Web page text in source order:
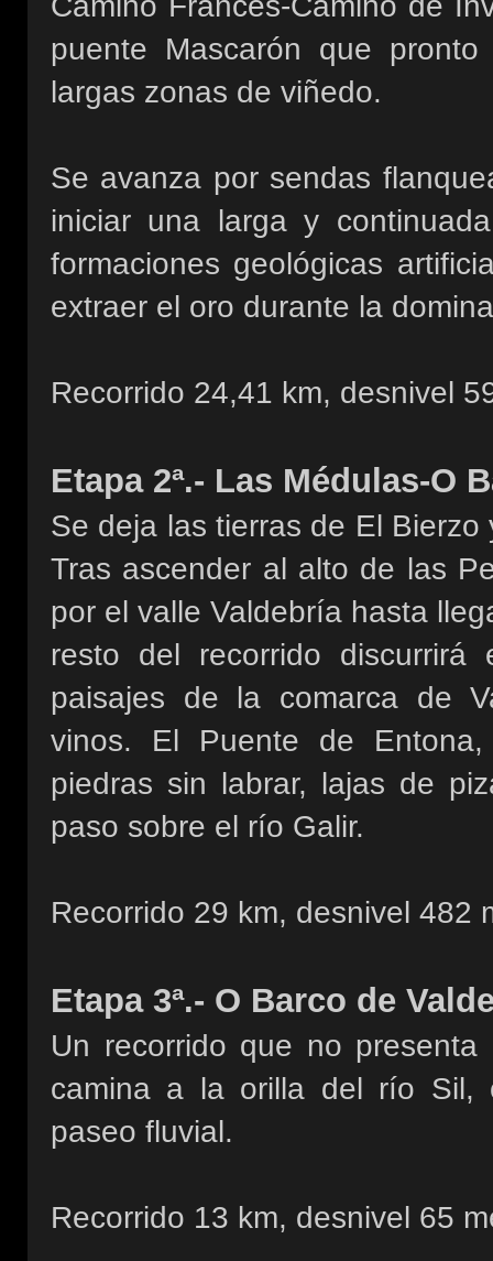
puente Mascarón que
largas zonas de viñedo.
Se avanza por sendas
iniciar una larga y
formaciones geológicas
extraer el oro durante la
Recorrido 24,41 km, desnivel
Etapa 2ª.- Las Médulas-O
Se deja las tierras de El
Tras ascender al alto de las
por el valle Valdebría hasta
resto del recorrido
paisajes de la comarca de
vinos. El Puente de
piedras sin labrar, lajas de
paso sobre el río Galir.
Recorrido 29 km, desnivel 482
Etapa 3ª.- O Barco de
Un recorrido que no
camina a la orilla del río Sil,
paseo fluvial.
Recorrido 13 km, desnivel 65